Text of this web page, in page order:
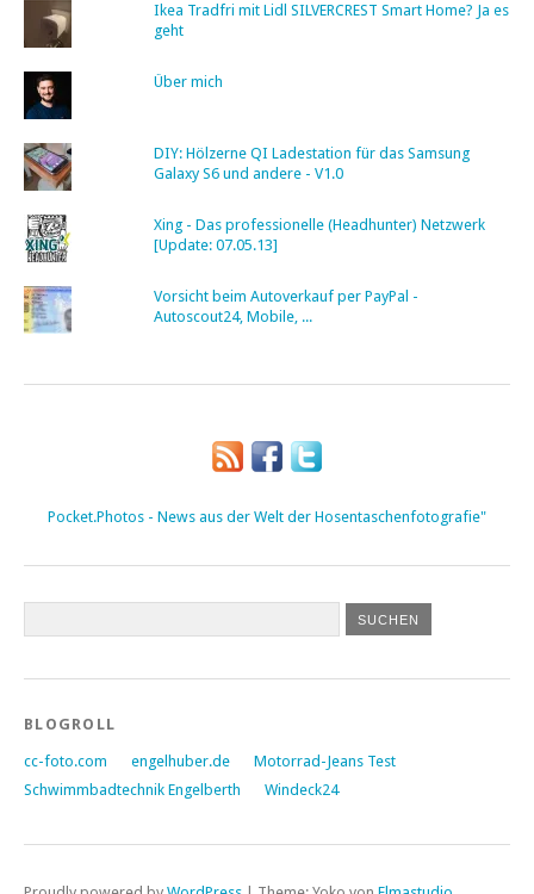
Ikea Tradfri mit Lidl SILVERCREST Smart Home? Ja es
geht
Über mich
DIY: Hölzerne QI Ladestation für das Samsung
Galaxy S6 und andere - V1.0
Xing - Das professionelle (Headhunter) Netzwerk
[Update: 07.05.13]
Vorsicht beim Autoverkauf per PayPal -
Autoscout24, Mobile, ...
Pocket.Photos - News aus der Welt der Hosentaschenfotografie"
BLOGROLL
cc-foto.com engelhuber.de
Motorrad-Jeans Test
Schwimmbadtechnik Engelberth
Windeck24